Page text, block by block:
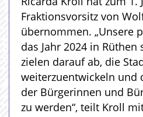
Fraktionsvorsitz von
übernommen. „Unsere
das Jahr 2024 in
zielen darauf ab, die
weiterzuentwickeln und
der Bürgerinnen und
zu werden“, teilt Kroll